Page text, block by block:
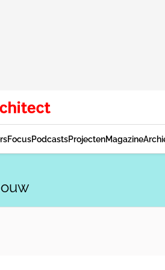
FocusPodcastsProjectenMagazine